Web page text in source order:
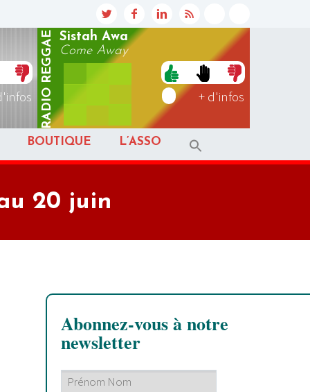
RADIO
REGGAE
Sistah Awa
Come Away
+ d'infos
BOUTIQUE L’ASSO
20 juin
Abonnez-vous à notre
newsletter